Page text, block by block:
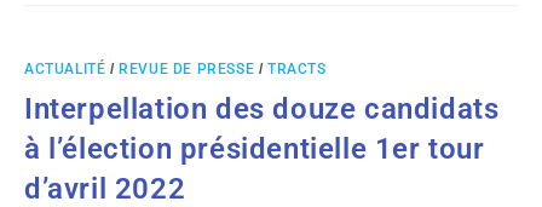
ACTUALITÉ /REVUE DE PRESSE /TRACTS
Interpellation des douze candidats
à l’élection présidentielle 1er tour
d’avril 2022